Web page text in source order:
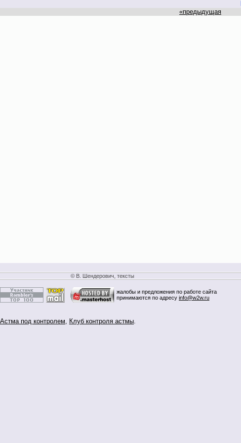
«предыдущая
© В. Шендерович, тексты
жалобы и предложения по работе сайта
принимаются по адресу info@w2w.ru
Астма под контролем, Клуб контроля астмы.